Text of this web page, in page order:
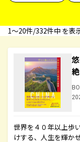
1〜20件/332件中 を表
世界を４０年以上歩
けする、人生を輝か